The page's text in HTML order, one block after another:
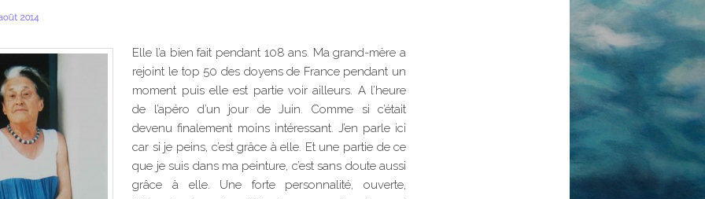
2014
Elle l’a bien fait pendant 108 ans. Ma grand-mère a
rejoint le top 50 des doyens de France pendant un
moment puis elle est partie voir ailleurs. A l’heure
de l’apéro d’un jour de Juin. Comme si c’était
devenu finalement moins intéressant. J’en parle ici
car si je peins, c’est grâce à elle. Et une partie de ce
que je suis dans ma peinture, c’est sans doute aussi
grâce à elle. Une forte personnalité, ouverte,